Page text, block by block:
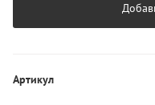
Артикул